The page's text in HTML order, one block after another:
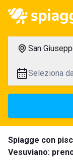
San
Seleziona
Spiagge con
Vesuviano: